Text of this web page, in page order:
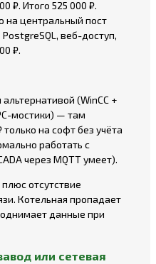
₽. Итого 525 000 ₽.
на центральный пост
веб-доступ,
₽.
(WinCC +
мостики) — там
на софт без учёта
работать с
через MQTT умеет).
отсутствие
Котельная пропадает
данные при
или сетевая